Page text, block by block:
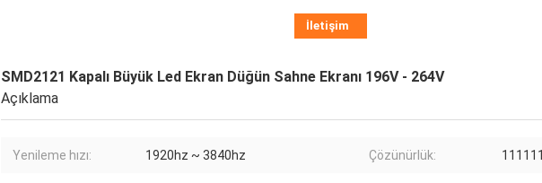
İletişim
SMD2121 Kapalı Büyük Led Ekran Düğün Sahne Ekranı 196V - 264V
Açıklama
Yenileme hızı: 1920hz ~ 3840hz Çözünürlük: